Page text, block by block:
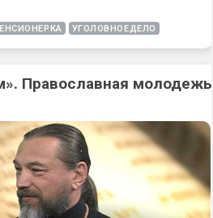
УГОЛОВНОЕДЕЛО
Православная молодежь